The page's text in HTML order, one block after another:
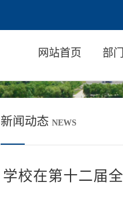
网站首页 部
新闻动态 NEWS
学校在第十二届